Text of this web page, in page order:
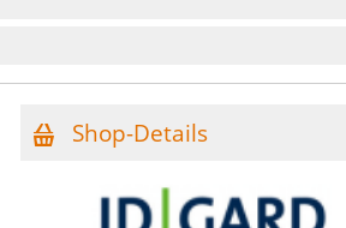
Shop-Details